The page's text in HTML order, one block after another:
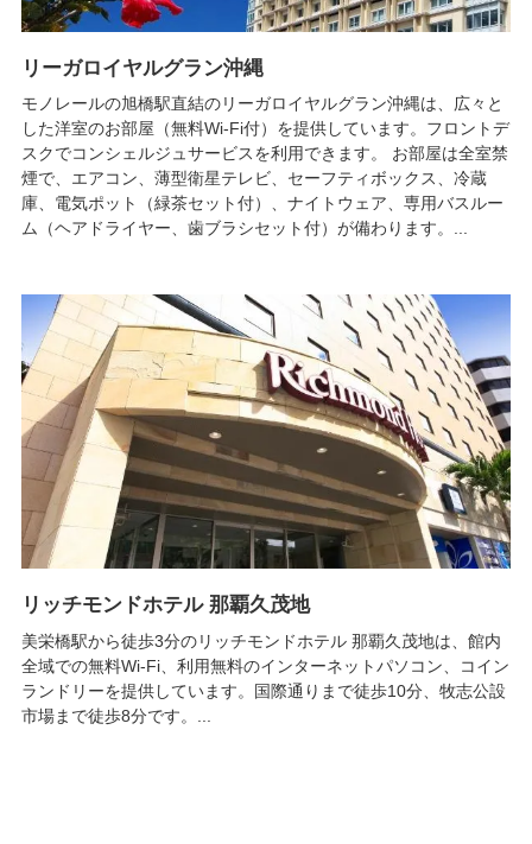
リーガロイヤルグラン沖縄
モノレールの旭橋駅直結のリーガロイヤルグラン沖縄は、広々と
した洋室のお部屋（無料Wi-Fi付）を提供しています。フロントデ
スクでコンシェルジュサービスを利用できます。 お部屋は全室禁
煙で、エアコン、薄型衛星テレビ、セーフティボックス、冷蔵
庫、電気ポット（緑茶セット付）、ナイトウェア、専用バスルー
ム（ヘアドライヤー、歯ブラシセット付）が備わります。...
リッチモンドホテル 那覇久茂地
美栄橋駅から徒歩3分のリッチモンドホテル 那覇久茂地は、館内
全域での無料Wi-Fi、利用無料のインターネットパソコン、コイン
ランドリーを提供しています。国際通りまで徒歩10分、牧志公設
市場まで徒歩8分です。...